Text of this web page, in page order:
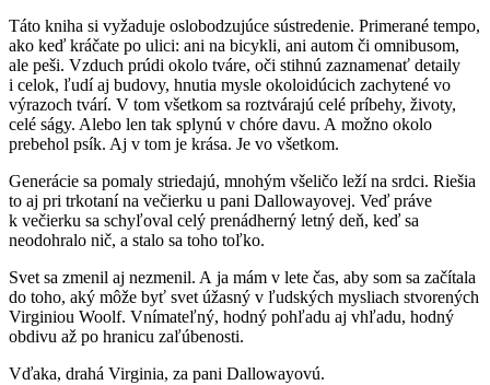
Táto kniha si vyžaduje oslobodzujúce sústredenie. Primerané tempo,
ako keď kráčate po ulici: ani na bicykli, ani autom či omnibusom,
ale peši. Vzduch prúdi okolo tváre, oči stihnú zaznamenať detaily
i celok, ľudí aj budovy, hnutia mysle okoloidúcich zachytené vo
výrazoch tvárí. V tom všetkom sa roztvárajú celé príbehy, životy,
celé ságy. Alebo len tak splynú v chóre davu. A možno okolo
prebehol psík. Aj v tom je krása. Je vo všetkom.
Generácie sa pomaly striedajú, mnohým všeličo leží na srdci. Riešia
to aj pri trkotaní na večierku u pani Dallowayovej. Veď práve
k večierku sa schyľoval celý prenádherný letný deň, keď sa
neodohralo nič, a stalo sa toho toľko.
Svet sa zmenil aj nezmenil. A ja mám v lete čas, aby som sa začítala
do toho, aký môže byť svet úžasný v ľudských mysliach stvorených
Virginiou Woolf. Vnímateľný, hodný pohľadu aj vhľadu, hodný
obdivu až po hranicu zaľúbenosti.
Vďaka, drahá Virginia, za pani Dallowayovú.